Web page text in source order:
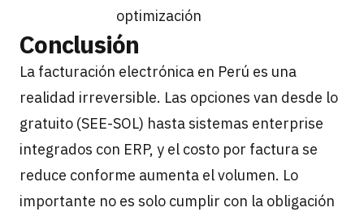
optimización
Conclusión
La facturación electrónica en Perú es una
realidad irreversible. Las opciones van desde lo
gratuito (SEE-SOL) hasta sistemas enterprise
integrados con ERP, y el costo por factura se
reduce conforme aumenta el volumen. Lo
importante no es solo cumplir con la obligación